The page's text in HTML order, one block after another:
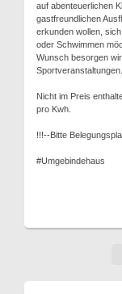
auf abenteuerlichen
gastfreundlichen
erkunden wollen,
oder Schwimmen
Wunsch besorgen
Sportveranstaltungen...
Nicht im Preis
pro Kwh.
!!!--Bitte
#Umgebindehaus